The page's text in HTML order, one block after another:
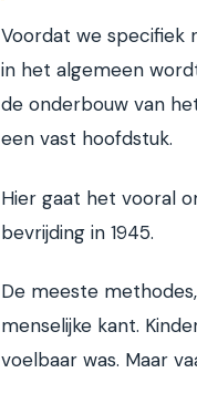
Voordat we specifiek
in het algemeen
de onderbouw van
een vast hoofdstuk.
Hier gaat het vooral
bevrijding in 1945.
De meeste
menselijke kant.
voelbaar was. Maar